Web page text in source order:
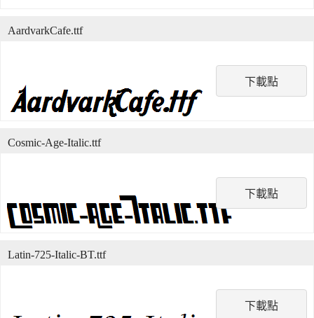
下載點
AardvarkCafe.ttf
下載點
Cosmic-Age-Italic.ttf
下載點
Latin-725-Italic-BT.ttf